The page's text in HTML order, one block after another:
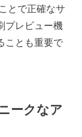
とで正確なサ
プレビュー機
ことも重要で
ークなア